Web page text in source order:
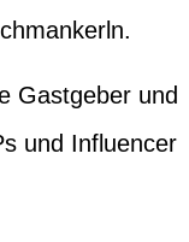
Gastgeber und
und Influencer